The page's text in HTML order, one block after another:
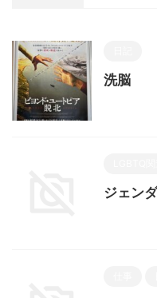
洗脳
ジェン